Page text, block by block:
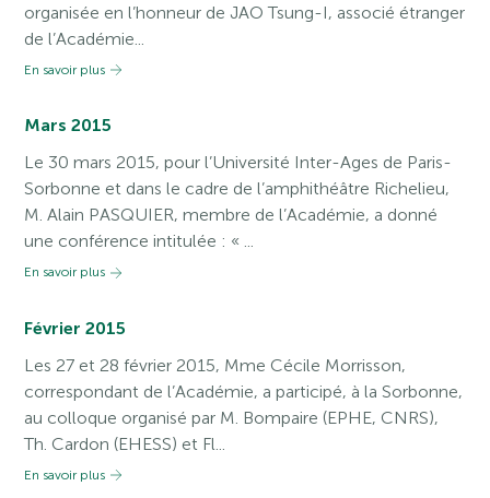
organisée en l’honneur de JAO Tsung-I, associé étranger
de l’Académie...
En savoir plus
Mars 2015
Le 30 mars 2015, pour l’Université Inter-Ages de Paris-
Sorbonne et dans le cadre de l’amphithéâtre Richelieu,
M. Alain PASQUIER, membre de l’Académie, a donné
une conférence intitulée : « ...
En savoir plus
Février 2015
Les 27 et 28 février 2015, Mme Cécile Morrisson,
correspondant de l’Académie, a participé, à la Sorbonne,
au colloque organisé par M. Bompaire (EPHE, CNRS),
Th. Cardon (EHESS) et Fl...
En savoir plus